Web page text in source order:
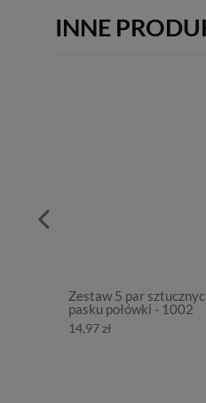
INNE
Zestaw 5 par
pasku połówki - 1002
14,97 zł